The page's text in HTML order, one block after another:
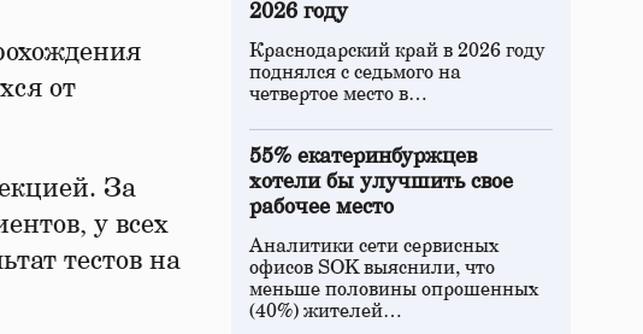
от
За
у всех
тестов на
2026 году
Краснодарский край в 2026 году
поднялся с седьмого на
четвертое место в…
55% екатеринбуржцев
хотели бы улучшить свое
рабочее место
Аналитики сети сервисных
офисов SOK выяснили, что
меньше половины опрошенных
(40%) жителей…